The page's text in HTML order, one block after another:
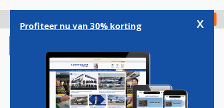
gaan
Check in
Profiteer nu van 30% korting x